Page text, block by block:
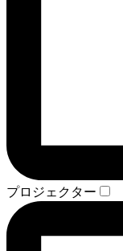
プロジェクター